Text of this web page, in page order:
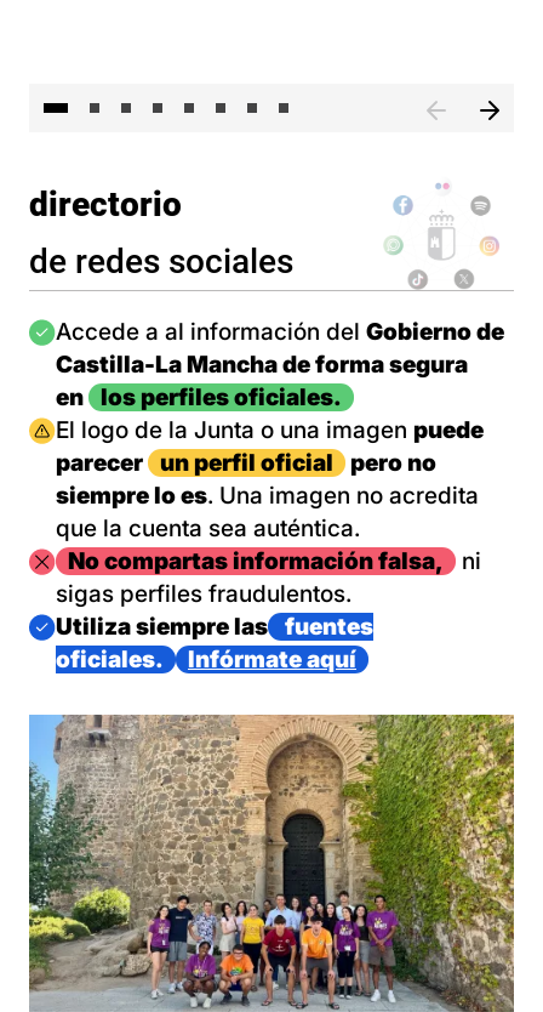
directorio
de redes sociales
Imagen
Accede a al información del Gobierno de
Castilla-La Mancha de forma segura
en
los perfiles oficiales.
Imagen
El logo de la Junta o una imagen puede
parecer
un perfil oficial
pero no
siempre lo es. Una imagen no acredita
que la cuenta sea auténtica.
ImagenNo compartas información falsa,
ni
sigas perfiles fraudulentos.
Imagen
Utiliza siempre las
fuentes
oficiales.
Infórmate aquí